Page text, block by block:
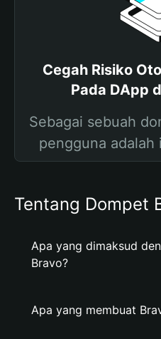
Cegah Risiko
Pada DApp
Sebagai sebuah
pengguna adalah
Tentang Dompet
Apa yang dimaksud
Bravo?
Apa yang membuat